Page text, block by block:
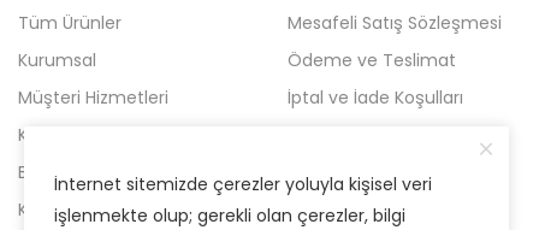
Tüm Ürünler
Kurumsal
Müşteri Hizmetleri
Kampanyalı Ürünler
Blog
Kataloglar
Mesafeli Satış Sözleşmesi
Ödeme ve Teslimat
İptal ve İade Koşulları
Liven 2'li Kampanyalar
Yeni Kampanya
İnternet sitemizde çerezler yoluyla kişisel veri
işlenmekte olup; gerekli olan çerezler, bilgi